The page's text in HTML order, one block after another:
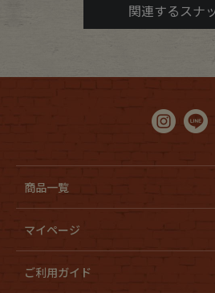
関連するスナ
商品一覧
マイページ
ご利用ガイド